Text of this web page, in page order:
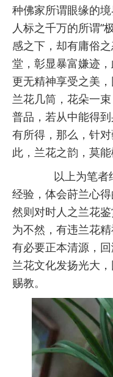
种佛家所谓眼缘的
人标之千万的所谓“
感之下，却有庸俗
堂，彰显暴富嫌迹
更无精神享受之美
兰花几筒，花朵一
普品，若从中能得
有所得，那么，针
此，兰花之韵，莫能
以上为笔者
经验，体会莳兰心
然则对时人之兰花
为不然，有违兰花
有必要正本清源，
兰花文化发扬光大
赐教。